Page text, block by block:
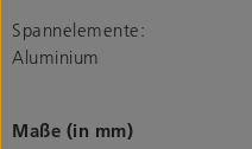
Spannelemente:
Aluminium
Maße (in mm)